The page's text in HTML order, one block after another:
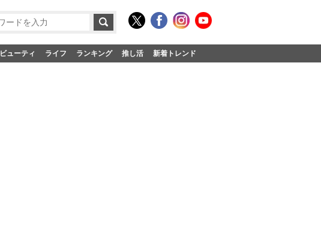
ビューティ ライフ ランキング 推し活 新着トレンド